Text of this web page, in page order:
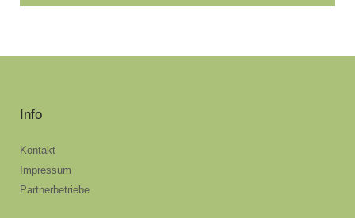
Info
Kontakt
Impressum
Partnerbetriebe